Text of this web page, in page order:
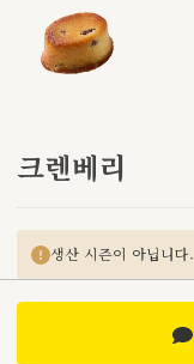
크렌베리
생산 시즌이 아닙니다.